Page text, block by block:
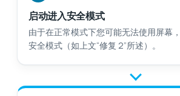
启动进入安全模式
由于在正常模式下您可能无法使用屏幕
安全模式（如上文“修复 2”所述）。